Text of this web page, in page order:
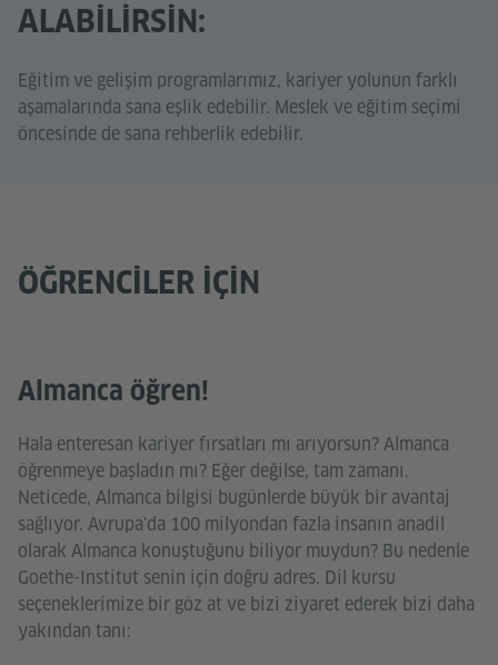
ALABILIRSIN:
Eğitim ve gelişim programlarımız, kariyer yolunun farklı
aşamalarında sana eşlik edebilir. Meslek ve eğitim seçimi
öncesinde de sana rehberlik edebilir.
ÖĞRENCILER IÇIN
Almanca öğren!
Hala enteresan kariyer fırsatları mı arıyorsun? Almanca
öğrenmeye başladın mı? Eğer değilse, tam zamanı.
Neticede, Almanca bilgisi bugünlerde büyük bir avantaj
sağlıyor. Avrupa'da 100 milyondan fazla insanın anadil
olarak Almanca konuştuğunu biliyor muydun? Bu nedenle
Goethe-Institut senin için doğru adres. Dil kursu
seçeneklerimize bir göz at ve bizi ziyaret ederek bizi daha
yakından tanı: